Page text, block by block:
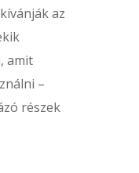
az
amit
–
részek